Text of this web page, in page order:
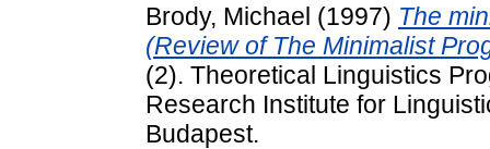
Brody, Michael (1997) The
(Review of The Minimalist
(2). Theoretical Linguistics
Research Institute for
Budapest.